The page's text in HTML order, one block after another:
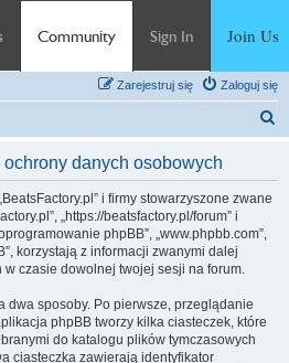
Community Sign In Join Us
Zaloguj się
Zarejestruj się
danych osobowych
i firmy stowarzyszone zwane
„https://beatsfactory.pl/forum” i
phpBB”, „www.phpbb.com”,
korzystają z informacji zwanymi dalej
w czasie dowolnej twojej sesji na forum.
dwa sposoby. Po pierwsze, przeglądanie
phpBB tworzy kilka ciasteczek, które
do katalogu plików tymczasowych
ciasteczka zawierają identyfikator